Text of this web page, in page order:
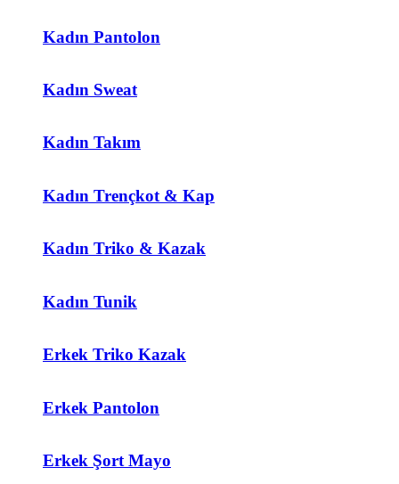
Kadın Pantolon
Kadın Sweat
Kadın Takım
Kadın Trençkot & Kap
Kadın Triko & Kazak
Kadın Tunik
Erkek Triko Kazak
Erkek Pantolon
Erkek Şort Mayo